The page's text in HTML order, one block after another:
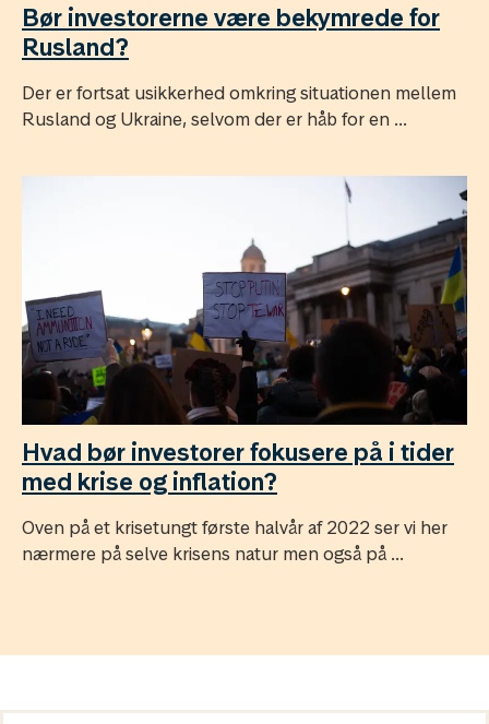
Bør investorerne være bekymrede for
Rusland?
Der er fortsat usikkerhed omkring situationen mellem
Rusland og Ukraine, selvom der er håb for en ...
Hvad bør investorer fokusere på i tider
med krise og inflation?
Oven på et krisetungt første halvår af 2022 ser vi her
nærmere på selve krisens natur men også på ...